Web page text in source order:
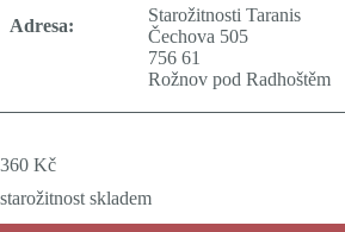
Adresa:
Starožitnosti Taranis
Čechova 505
756 61
Rožnov pod Radhoštěm
360 Kč
starožitnost skladem